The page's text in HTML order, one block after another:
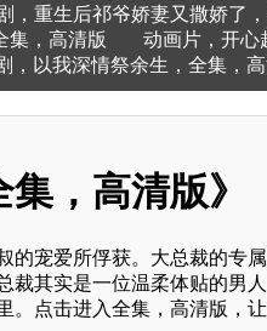
，重生后祁爷娇妻又撒娇了
集，高清版 动画片，开心
，以我深情祭余生，全集，
，高清版》
宠爱所俘获。大总裁的专属
裁其实是一位温柔体贴的男
。点击进入全集，高清版，